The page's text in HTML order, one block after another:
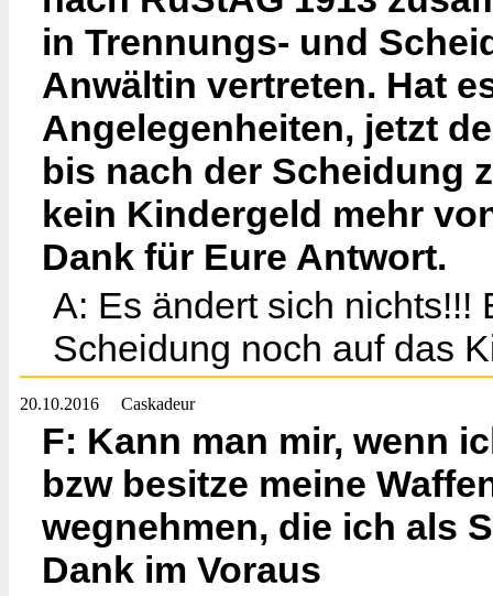
in Trennungs- und
Anwältin vertreten. Hat
Angelegenheiten, jetzt
bis nach der Scheidung
kein Kindergeld mehr
Dank für Eure Antwort.
A: Es ändert sich nichts!!!
Scheidung noch auf das
20.10.2016 Caskadeur
F: Kann man mir, wenn
bzw besitze meine
wegnehmen, die ich als
Dank im Voraus